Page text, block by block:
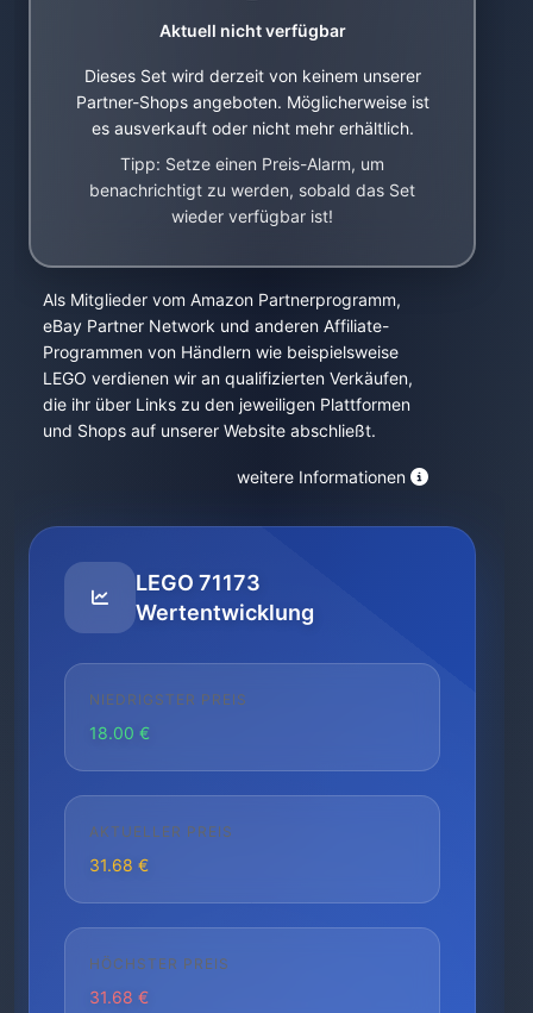
Aktuell nicht verfügbar
Dieses Set wird derzeit von keinem unserer
Partner-Shops angeboten. Möglicherweise ist
es ausverkauft oder nicht mehr erhältlich.
Tipp: Setze einen Preis-Alarm, um
benachrichtigt zu werden, sobald das Set
wieder verfügbar ist!
Als Mitglieder vom Amazon Partnerprogramm,
eBay Partner Network und anderen Affiliate-
Programmen von Händlern wie beispielsweise
LEGO verdienen wir an qualifizierten Verkäufen,
die ihr über Links zu den jeweiligen Plattformen
und Shops auf unserer Website abschließt.
weitere Informationen
LEGO 71173
Wertentwicklung
NIEDRIGSTER PREIS
18.00 €
AKTUELLER PREIS
31.68 €
HÖCHSTER PREIS
31.68 €